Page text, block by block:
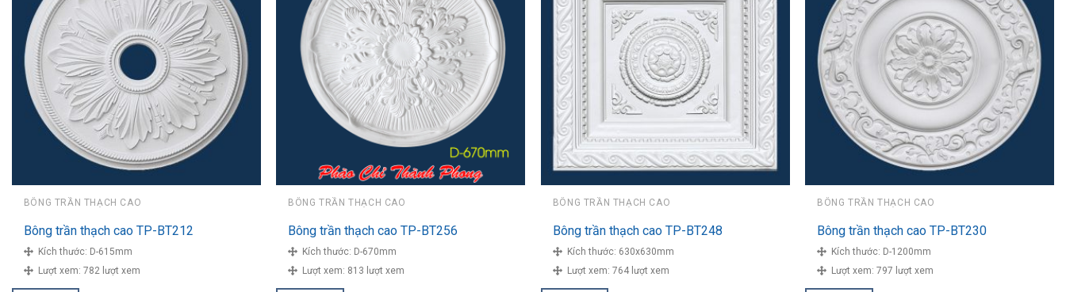
BÔNG TRẦN THẠCH CAO
Bông trần thạch cao TP-BT212
Kích thước: D-615mm
Lượt xem: 782 lượt xem
BÔNG TRẦN THẠCH CAO
Bông trần thạch cao TP-BT256
Kích thước: D-670mm
Lượt xem: 813 lượt xem
BÔNG TRẦN THẠCH CAO
Bông trần thạch cao TP-BT248
Kích thước: 630x630mm
Lượt xem: 764 lượt xem
BÔNG TRẦN THẠCH CAO
Bông trần thạch cao TP-BT230
Kích thước: D-1200mm
Lượt xem:797 lượt xem